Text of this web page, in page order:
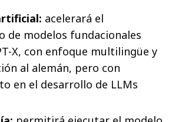
acelerará el
de modelos fundacionales
X, con enfoque multilingüe y
al alemán, pero con
en el desarrollo de LLMs